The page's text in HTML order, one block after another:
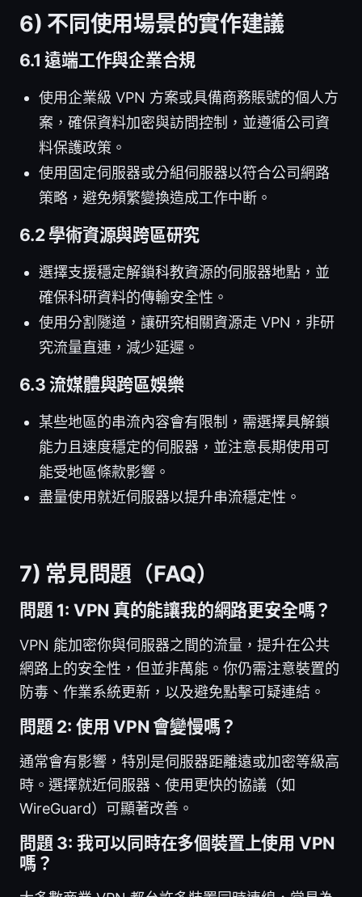
6) 不同使用場景的實作建議
6.1 遠端工作與企業合規
使用企業級 VPN 方案或具備商務賬號的個人方
案，確保資料加密與訪問控制，並遵循公司資
料保護政策。
使用固定伺服器或分組伺服器以符合公司網路
策略，避免頻繁變換造成工作中断。
6.2 學術資源與跨區研究
選擇支援穩定解鎖科教資源的伺服器地點，並
確保科研資料的傳輸安全性。
使用分割隧道，讓研究相關資源走 VPN，非研
究流量直連，減少延遲。
6.3 流媒體與跨區娛樂
某些地區的串流內容會有限制，需選擇具解鎖
能力且速度穩定的伺服器，並注意長期使用可
能受地區條款影響。
盡量使用就近伺服器以提升串流穩定性。
7) 常見問題（FAQ）
問題 1: VPN 真的能讓我的網路更安全嗎？
VPN 能加密你與伺服器之間的流量，提升在公共
網路上的安全性，但並非萬能。你仍需注意裝置的
防毒、作業系統更新，以及避免點擊可疑連結。
問題 2: 使用 VPN 會變慢嗎？
通常會有影響，特別是伺服器距離遠或加密等級高
時。選擇就近伺服器、使用更快的協議（如
WireGuard）可顯著改善。
問題 3: 我可以同時在多個裝置上使用 VPN
嗎？